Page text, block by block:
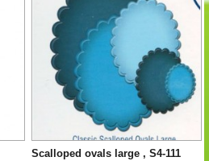
Scalloped ovals large , S4-111